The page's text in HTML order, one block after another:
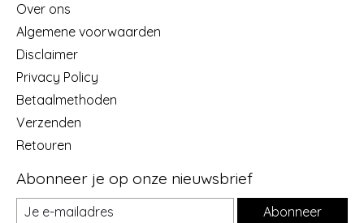
Over ons
Algemene voorwaarden
Disclaimer
Privacy Policy
Betaalmethoden
Verzenden
Retouren
Abonneer je op onze nieuwsbrief
Abonneer